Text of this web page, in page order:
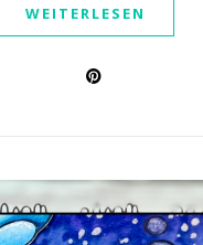
WEITERLESEN